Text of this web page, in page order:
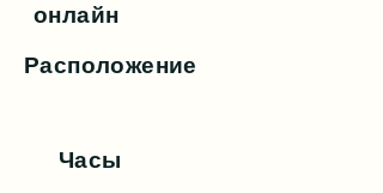
онлайн
Расположение
Часы